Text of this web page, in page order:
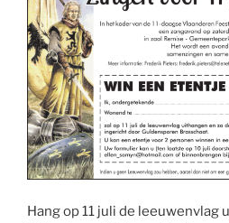
Hang op 11 juli de leeuwenvlag